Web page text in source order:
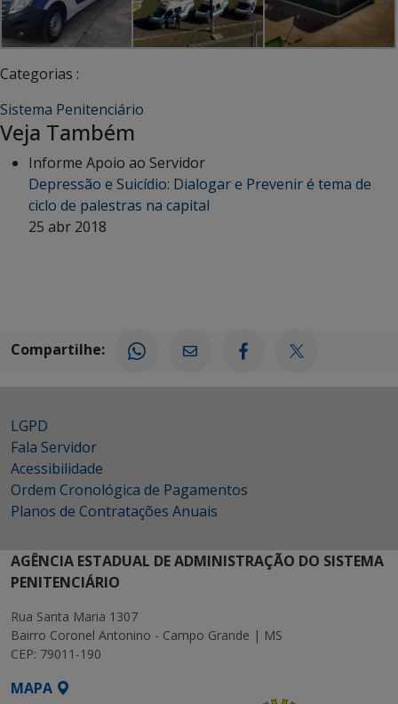
Categorias :
Sistema Penitenciário
Veja Também
Informe Apoio ao Servidor
Depressão e Suicídio: Dialogar e Prevenir é tema de
ciclo de palestras na capital
25 abr 2018
Compartilhe:
LGPD
Fala Servidor
Acessibilidade
Ordem Cronológica de Pagamentos
Planos de Contratações Anuais
AGÊNCIA ESTADUAL DE ADMINISTRAÇÃO DO SISTEMA
PENITENCIÁRIO
Rua Santa Maria 1307
Bairro Coronel Antonino - Campo Grande | MS
CEP: 79011-190
MAPA